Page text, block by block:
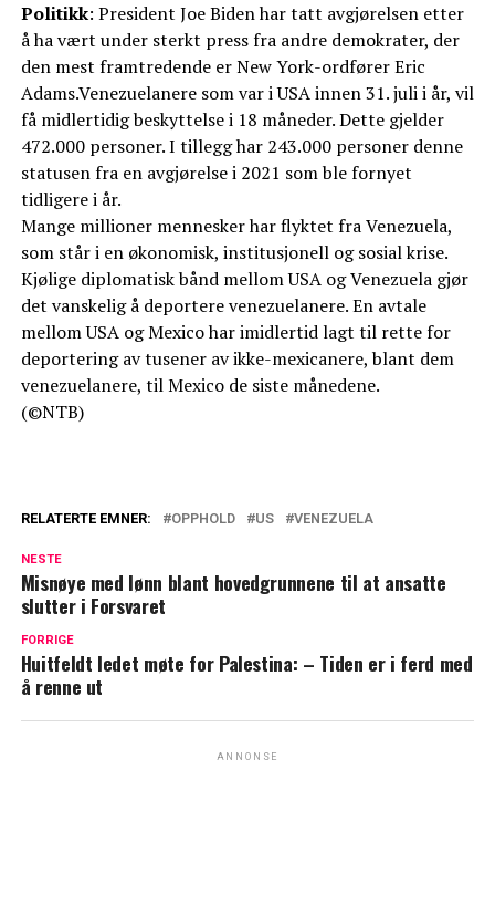
Politikk: President Joe Biden har tatt avgjørelsen etter
å ha vært under sterkt press fra andre demokrater, der
den mest framtredende er New York-ordfører Eric
Adams.Venezuelanere som var i USA innen 31. juli i år, vil
få midlertidig beskyttelse i 18 måneder. Dette gjelder
472.000 personer. I tillegg har 243.000 personer denne
statusen fra en avgjørelse i 2021 som ble fornyet
tidligere i år.
Mange millioner mennesker har flyktet fra Venezuela,
som står i en økonomisk, institusjonell og sosial krise.
Kjølige diplomatisk bånd mellom USA og Venezuela gjør
det vanskelig å deportere venezuelanere. En avtale
mellom USA og Mexico har imidlertid lagt til rette for
deportering av tusener av ikke-mexicanere, blant dem
venezuelanere, til Mexico de siste månedene.
(©NTB)
RELATERTE EMNER: OPPHOLD US VENEZUELA
NESTE
Misnøye med lønn blant hovedgrunnene til at ansatte
slutter i Forsvaret
FORRIGE
Huitfeldt ledet møte for Palestina: – Tiden er i ferd med
å renne ut
ANNONSE